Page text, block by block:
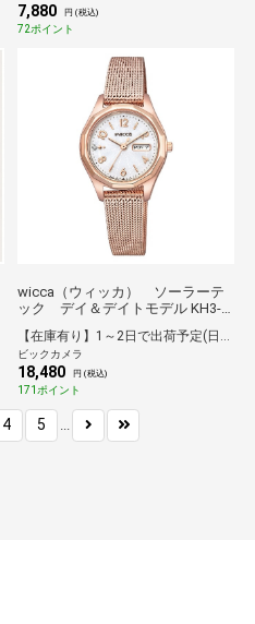
7,880 円 (税込)
72ポイント
wicca（ウィッカ） ソーラーテ
ック デイ＆デイトモデル KH3-
【在庫有り】1～2日で出荷予定(日付指定可)
ビックカメラ
18,480 円 (税込)
171ポイント
4 5